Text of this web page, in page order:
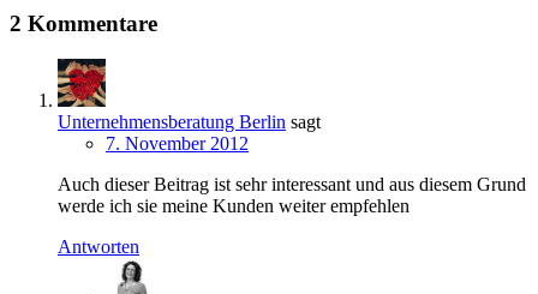
2 Kommentare
Unternehmensberatung Berlin sagt
7. November 2012
Auch dieser Beitrag ist sehr interessant und aus diesem Grund
werde ich sie meine Kunden weiter empfehlen
Antworten